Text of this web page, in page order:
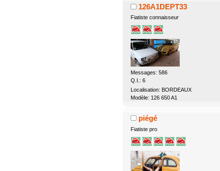
126A1DEPT33
Fiatiste connaisseur
Messages: 586
Q.I.: 6
Localisation: BORDEAUX
Modèle: 126 650 A1
piégé
Fiatiste pro